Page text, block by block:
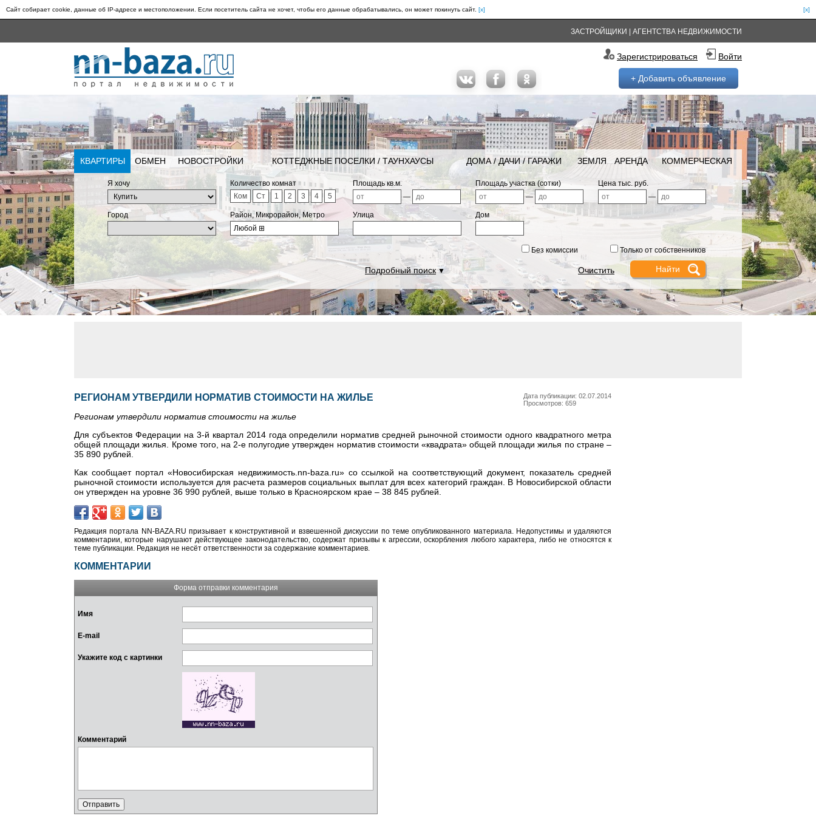
Сайт собирает cookie, данные об IP-адресе и местоположении. Если посетитель сайта не хочет, чтобы его данные обрабатывались, он может покинуть сайт. [x]
[x]
ЗАСТРОЙЩИКИ АГЕНТСТВА НЕДВИЖИМОСТИ
Зарегистрироваться Войти
+ Добавить объявление
КВАРТИРЫ ОБМЕН НОВОСТРОЙКИ КОТТЕДЖНЫЕ ПОСЕЛКИ / ТАУНХАУСЫ ДОМА / ДАЧИ / ГАРАЖИ ЗЕМЛЯ АРЕНДА КОММЕРЧЕСКАЯ
Я хочу
Количество комнат
Ком
Ст 1 2 3 4 5
Площадь кв.м.
—
Площадь участка (сотки)
—
Цена тыс. руб.
—
Город
Район, Микрорайон, Метро
Любой ⊞
Улица Дом
Без комиссии Только от собственников
Подробный поиск▼ Очистить
Дата публикации: 02.07.2014
Просмотров: 659
РЕГИОНАМ УТВЕРДИЛИ НОРМАТИВ СТОИМОСТИ НА ЖИЛЬЕ
Регионам утвердили норматив стоимости на жилье
Для субъектов Федерации на 3-й квартал 2014 года определили норматив средней рыночной стоимости одного квадратного метра
общей площади жилья. Кроме того, на 2-е полугодие утвержден норматив стоимости «квадрата» общей площади жилья по стране –
35 890 рублей.
Как сообщает портал «Новосибирская недвижимость.nn-baza.ru» со ссылкой на соответствующий документ, показатель средней
рыночной стоимости используется для расчета размеров социальных выплат для всех категорий граждан. В Новосибирской области
он утвержден на уровне 36 990 рублей, выше только в Красноярском крае – 38 845 рублей.
Редакция портала NN-BAZA.RU призывает к конструктивной и взвешенной дискуссии по теме опубликованного материала. Недопустимы и удаляются
комментарии, которые нарушают действующее законодательство, содержат призывы к агрессии, оскорбления любого характера, либо не относятся к
теме публикации. Редакция не несёт ответственности за содержание комментариев.
КОММЕНТАРИИ
Форма отправки комментария
Имя
E-mail
Укажите код с картинки
Комментарий